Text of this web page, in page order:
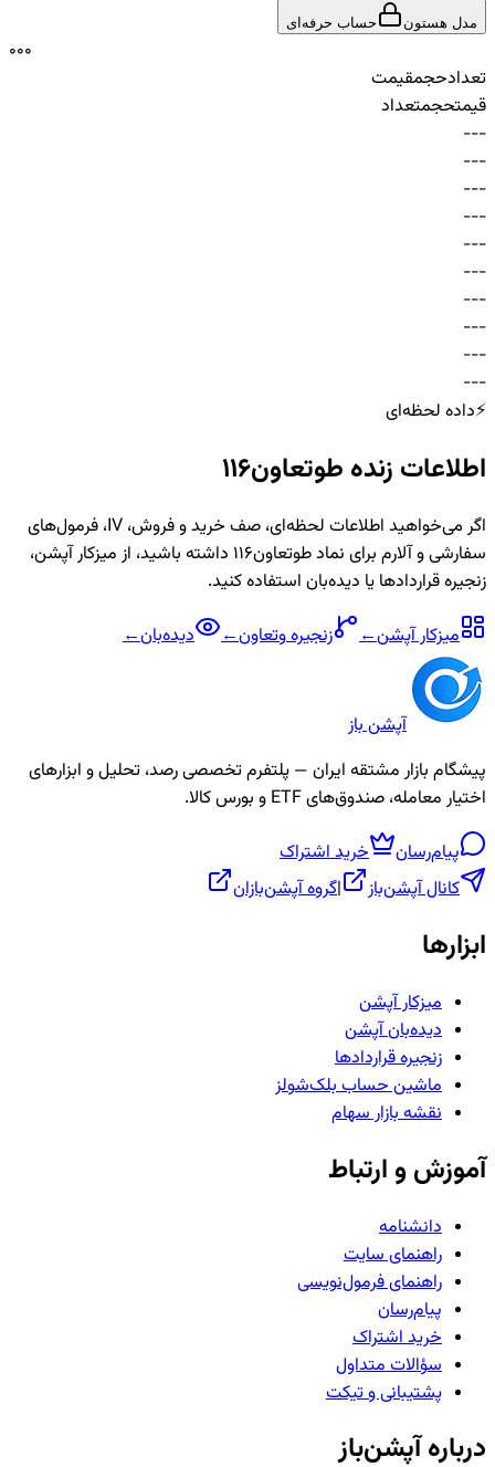
مدل هستون حساب حرفه‌ای
000
تعدادحجمقیمت
قیمتحجمتعداد
-
-
-
-
-
-
-
-
-
-
-
-
-
-
-
-
-
-
-
-
-
-
-
-
-
-
-
-
-
-
⚡داده لحظه‌ای
اطلاعات زنده طوتعاون116
اگر می‌خواهید اطلاعات لحظه‌ای، صف خرید و فروش، IV، فرمول‌های
سفارشی و آلارم برای نمادطوتعاون116
داشته باشید، از میزکار آپشن،
زنجیره قراردادها یا دیده‌بان استفاده کنید.
میزکار آپشن← زنجیرهوتعاون← دیده‌بان←
آپشن باز
پیشگام بازار مشتقه ایران — پلتفرم تخصصی رصد، تحلیل و ابزارهای
اختیار معامله، صندوق‌های ETF و بورس کالا.
پیام‌رسان
خرید اشتراک
کانال آپشن‌باز
|گروه آپشن‌بازان
ابزارها
میزکار آپشن
دیده‌بان آپشن
زنجیره قراردادها
ماشین حساب بلک‌شولز
نقشه بازار سهام
آموزش و ارتباط
دانشنامه
راهنمای سایت
راهنمای فرمول‌نویسی
پیام‌رسان
خرید اشتراک
سؤالات متداول
پشتیبانی و تیکت
درباره آپشن‌باز